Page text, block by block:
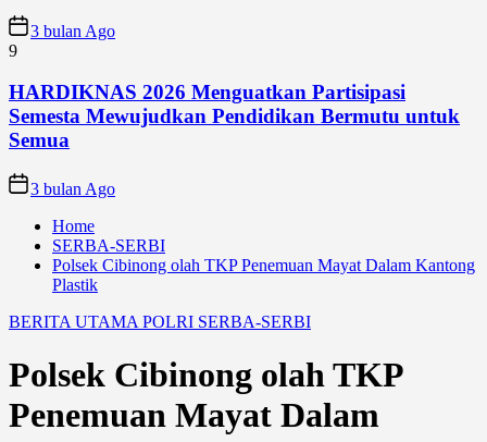
3 bulan Ago
9
HARDIKNAS 2026 Menguatkan Partisipasi
Semesta Mewujudkan Pendidikan Bermutu untuk
Semua
3 bulan Ago
Home
SERBA-SERBI
Polsek Cibinong olah TKP Penemuan Mayat Dalam Kantong
Plastik
BERITA UTAMA POLRI SERBA-SERBI
Polsek Cibinong olah TKP
Penemuan Mayat Dalam